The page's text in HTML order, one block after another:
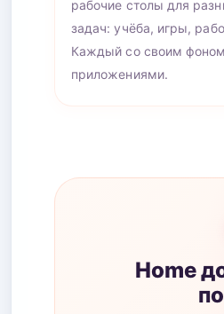
рабочие столы для
задач: учёба, игры,
Каждый со своим
приложениями.
Home